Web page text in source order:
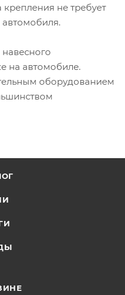
не требует
на автомобиле.
оборудованием